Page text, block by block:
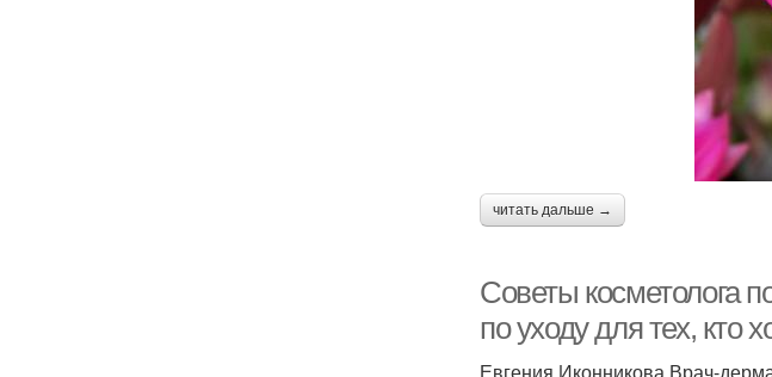
читать дальше →
Советы косметолога
по уходу для тех, кто